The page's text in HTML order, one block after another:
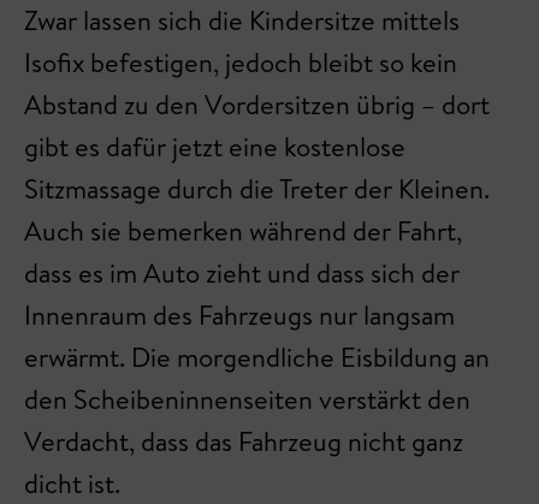
Zwar lassen sich die Kindersitze mittels
Isofix befestigen, jedoch bleibt so kein
Abstand zu den Vordersitzen übrig – dort
gibt es dafür jetzt eine kostenlose
Sitzmassage durch die Treter der Kleinen.
Auch sie bemerken während der Fahrt,
dass es im Auto zieht und dass sich der
Innenraum des Fahrzeugs nur langsam
erwärmt. Die morgendliche Eisbildung an
den Scheibeninnenseiten verstärkt den
Verdacht, dass das Fahrzeug nicht ganz
dicht ist.